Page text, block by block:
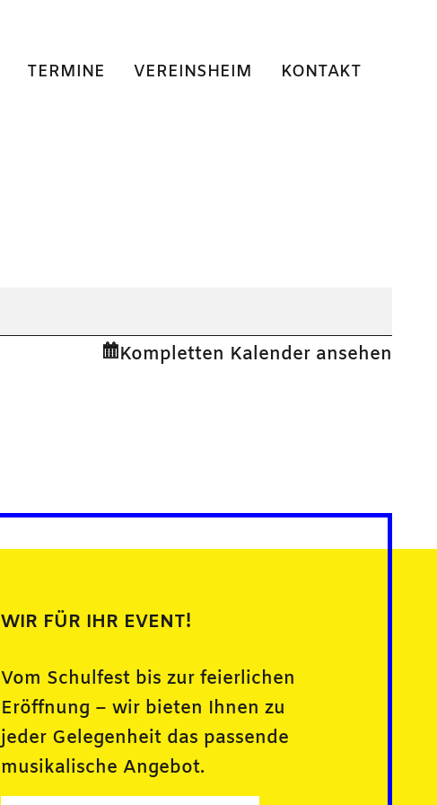
TERMINE VEREINSHEIM KONTAKT
Kompletten Kalender ansehen
WIR FÜR IHR EVENT!
Vom Schulfest bis zur feierlichen
Eröffnung – wir bieten Ihnen zu
jeder Gelegenheit das passende
musikalische Angebot.